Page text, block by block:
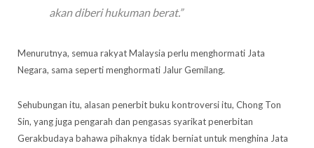
akan diberi hukuman berat.”
Menurutnya, semua rakyat Malaysia perlu menghormati Jata
Negara, sama seperti menghormati Jalur Gemilang.
Sehubungan itu, alasan penerbit buku kontroversi itu, Chong Ton
Sin, yang juga pengarah dan pengasas syarikat penerbitan
Gerakbudaya bahawa pihaknya tidak berniat untuk menghina Jata